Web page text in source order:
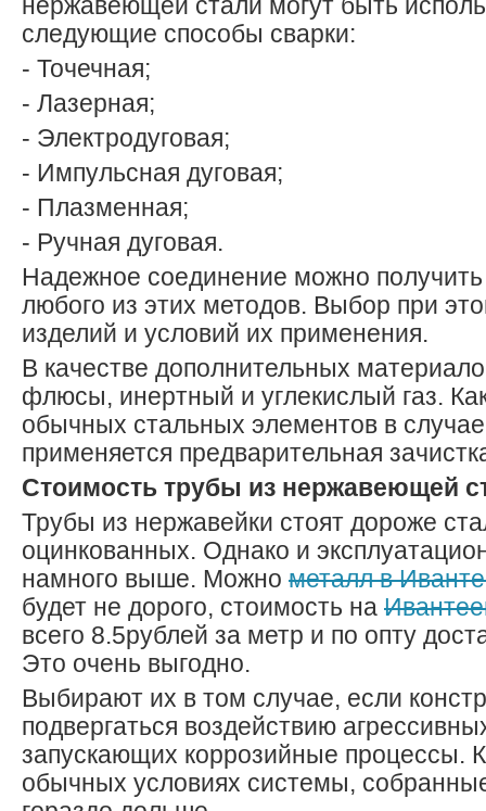
нержавеющей стали могут быть
следующие способы сварки:
- Точечная;
- Лазерная;
- Электродуговая;
- Импульсная дуговая;
- Плазменная;
- Ручная дуговая.
Надежное соединение можно
любого из этих методов. Выбор при
изделий и условий их применения.
В качестве дополнительных
флюсы, инертный и углекислый газ.
обычных стальных элементов в
применяется предварительная
Стоимость трубы из нержавеющей
Трубы из нержавейки стоят дороже
оцинкованных. Однако и
намного выше. Можно металл в
будет не дорого, стоимость на
всего 8.5рублей за метр и по опту
Это очень выгодно.
Выбирают их в том случае, если
подвергаться воздействию
запускающих коррозийные процессы.
обычных условиях системы,